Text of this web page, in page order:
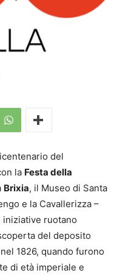
del
la Festa della
Brixia, il Museo di Santa
e la Cavallerizza –
iniziative ruotano
del deposito
1826, quando furono
di età imperiale e